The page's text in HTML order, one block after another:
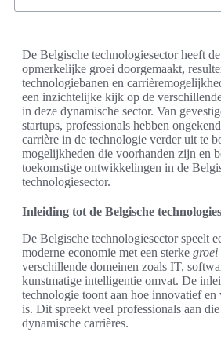
De Belgische technologiesector heeft
opmerkelijke groei doorgemaakt,
technologiebanen en
een inzichtelijke kijk op de
in deze dynamische sector. Van
startups, professionals hebben
carrière in de technologie verder uit te
mogelijkheden die voorhanden zijn en
toekomstige ontwikkelingen in de
technologiesector.
Inleiding tot de Belgische
De Belgische technologiesector speelt
moderne economie met een sterke groei
verschillende domeinen zoals IT,
kunstmatige intelligentie omvat. De
technologie toont aan hoe innovatief en
is. Dit spreekt veel professionals aan
dynamische carrières.